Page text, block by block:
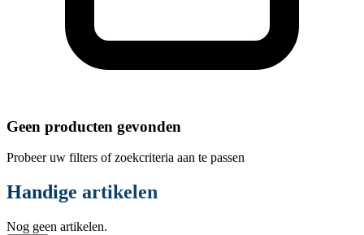
Geen producten gevonden
Probeer uw filters of zoekcriteria aan te passen
Handige artikelen
Nog geen artikelen.